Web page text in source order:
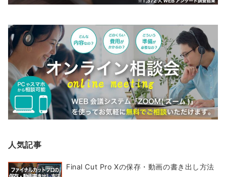
人気記事
Final Cut Pro Xの保存・動画の書き出し方法